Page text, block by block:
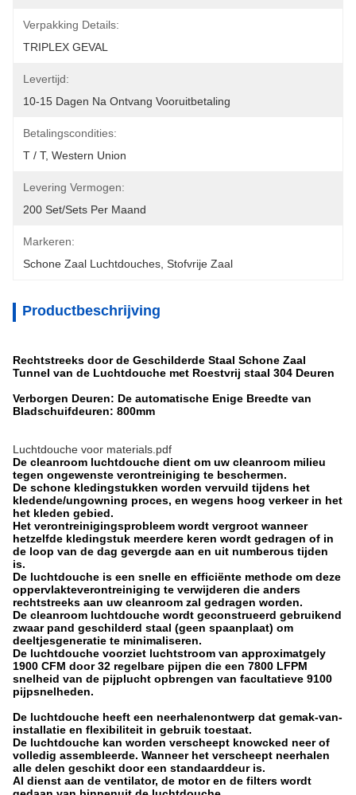
Verpakking Details:
TRIPLEX GEVAL
Levertijd:
10-15 Dagen Na Ontvang Vooruitbetaling
Betalingscondities:
T / T, Western Union
Levering Vermogen:
200 Set/Sets Per Maand
Markeren:
Schone Zaal Luchtdouches Stofvrije Zaal
Productbeschrijving
Rechtstreeks door de Geschilderde Staal Schone Zaal
Tunnel van de Luchtdouche met Roestvrij staal 304 Deuren
Verborgen Deuren: De automatische Enige Breedte van
Bladschuifdeuren: 800mm
Luchtdouche voor materials.pdf
De cleanroom luchtdouche dient om uw cleanroom milieu
tegen ongewenste verontreiniging te beschermen.
De schone kledingstukken worden vervuild tijdens het
kledende/ungowning proces, en wegens hoog verkeer in het
het kleden gebied.
Het verontreinigingsprobleem wordt vergroot wanneer
hetzelfde kledingstuk meerdere keren wordt gedragen of in
de loop van de dag gevergde aan en uit numberous tijden
is.
De luchtdouche is een snelle en efficiënte methode om deze
oppervlakteverontreiniging te verwijderen die anders
rechtstreeks aan uw cleanroom zal gedragen worden.
De cleanroom luchtdouche wordt geconstrueerd gebruikend
zwaar pand geschilderd staal (geen spaanplaat) om
deeltjesgeneratie te minimaliseren.
De luchtdouche voorziet luchtstroom van approximatgely
1900 CFM door 32 regelbare pijpen die een 7800 LFPM
snelheid van de pijplucht opbrengen van facultatieve 9100
pijpsnelheden.
De luchtdouche heeft een neerhalenontwerp dat gemak-van-
installatie en flexibiliteit in gebruik toestaat.
De luchtdouche kan worden verscheept knowcked neer of
volledig assembleerde. Wanneer het verscheept neerhalen
alle delen geschikt door een standaarddeur is.
Al dienst aan de ventilator, de motor en de filters wordt